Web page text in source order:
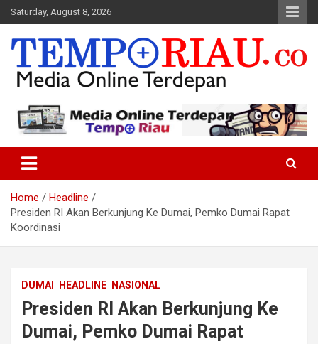
Skip
to
content
Saturday, August 8, 2026
Tempo Riau
Home
Headline
Presiden RI Akan Berkunjung Ke Dumai, Pemko Dumai Rapat
Koordinasi
DUMAI HEADLINE NASIONAL
Presiden RI Akan Berkunjung Ke
Dumai, Pemko Dumai Rapat